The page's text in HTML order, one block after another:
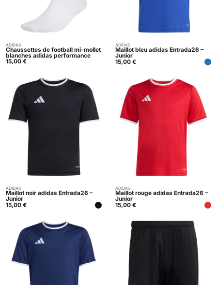
Acheter
ADIDAS
Chaussettes de football mi-mollet
blanches adidas performance
15,00 €
Acheter
ADIDAS
Maillot bleu adidas Entrada26 –
Junior
15,00 €
Acheter
ADIDAS
Maillot noir adidas Entrada26 –
Junior
15,00 €
Acheter
ADIDAS
Maillot rouge adidas Entrada26 –
Junior
15,00 €